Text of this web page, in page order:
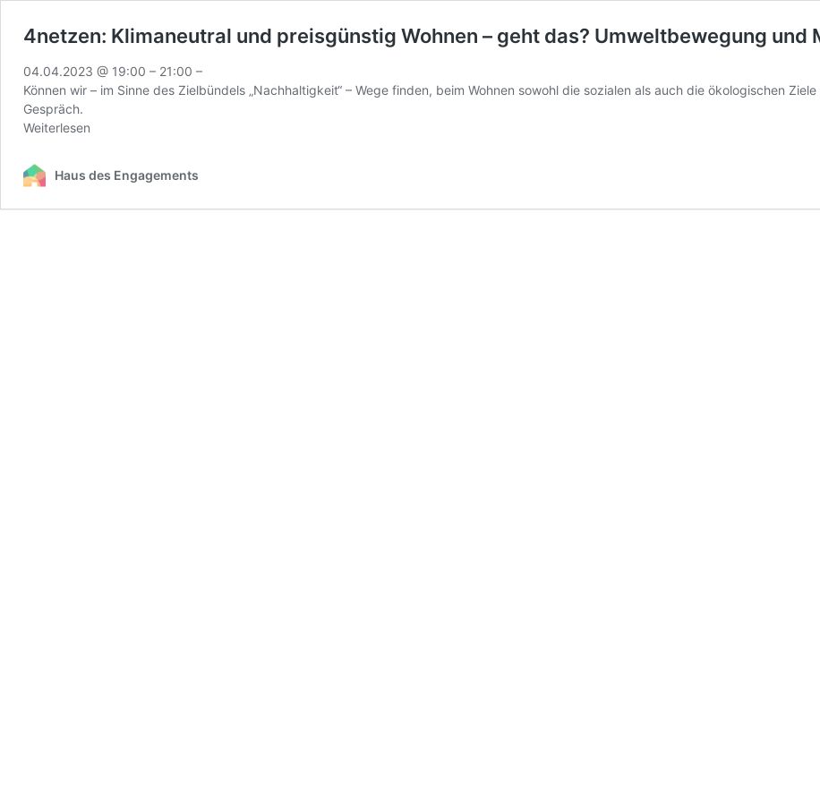
4netzen: Klimaneutral und preisgünstig Wohnen – geht das? Umweltbewegung
04.04.2023 @ 19:00 – 21:00 –
Können wir – im Sinne des Zielbündels „Nachhaltigkeit“ – Wege finden, beim Wohnen sowohl die sozialen als auch die ökologischen
Gespräch.
Weiterlesen
Haus des Engagements